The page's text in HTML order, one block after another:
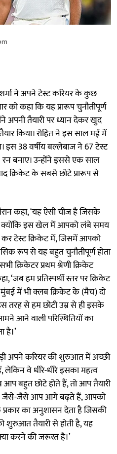
शर्मा ने अपने टेस्ट करियर के कुछ
कहा कि यह प्रारूप चुनौतीपूर्ण
अपनी तैयारी पर ध्यान देकर खुद
किया। रोहित ने इस साल मई में
इस 38 वर्षीय बल्लेबाज ने 67 टेस्ट
बनाए। उन्होंने इससे एक साल
क्रिकेट के सबसे छोटे प्रारूप से
कहा, ‘यह ऐसी चीज है जिसके
क्योंकि इस खेल में आपको लंबे समय
कर टेस्ट क्रिकेट में, जिसमें आपको
रूप से यह बहुत चुनौतीपूर्ण होता
क्रिकेटर प्रथम श्रेणी क्रिकेट
‘जब हम प्रतिस्पर्धी स्तर पर क्रिकेट
में भी क्लब क्रिकेट के (मैच) दो
तरह से हम छोटी उम्र से ही इसके
आने वाली परिस्थितियों का
है।’
अपने करियर की शुरुआत में अच्छी
लेकिन वे धीरे-धीरे इसका महत्व
बहुत छोटे होते हैं, तो आप तैयारी
जैसे-जैसे आप आगे बढ़ते हैं, आपको
का अनुशासन देता है जिसकी
शुरुआत तैयारी से होती है, यह
करने की जरूरत है।’